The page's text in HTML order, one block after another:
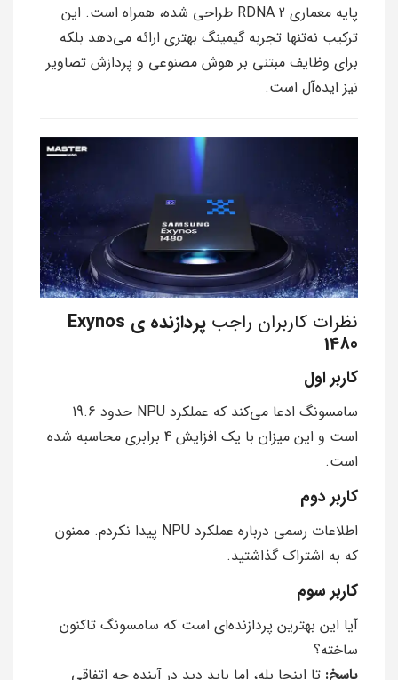
پایه معماری RDNA 2 طراحی شده، همراه است. این
ترکیب نه‌تنها تجربه گیمینگ بهتری ارائه می‌دهد بلکه
برای وظایف مبتنی بر هوش مصنوعی و پردازش تصاویر
نیز ایده‌آل است.
نظرات کاربران راجب
پردازنده ی Exynos
1480
کاربر اول
سامسونگ ادعا می‌کند که عملکرد NPU حدود 19.6
است و این میزان با یک افزایش 4 برابری محاسبه شده
است.
کاربر دوم
اطلاعات رسمی درباره عملکرد NPU پیدا نکردم. ممنون
که به اشتراک گذاشتید.
کاربر سوم
آیا این بهترین پردازنده‌ای است که سامسونگ تاکنون
ساخته؟
پاسخ: تا اینجا بله، اما باید دید در آینده چه اتفاقی